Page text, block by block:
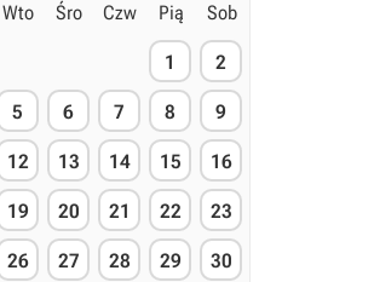
Wto Śro Czw Pią Sob
1 2
5 6 7 8 9
12 13 14 15 16
19 20 21 22 23
26 27 28 29 30